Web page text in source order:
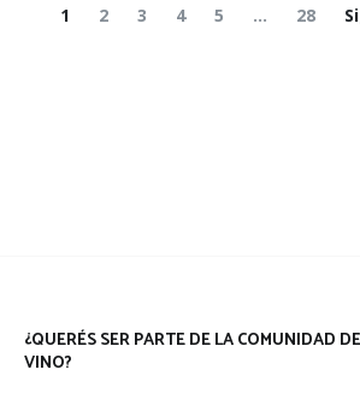
Navegación
Página
1 Página
2 Página
3 Página
4 Página
5 … Página
28
¿QUERÉS SER PARTE DE LA COMUNIDAD
VINO?